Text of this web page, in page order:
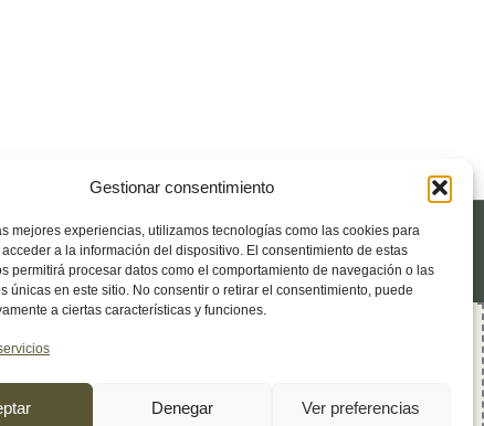
Gestionar consentimiento
mejores experiencias, utilizamos tecnologías como las cookies para
a la información del dispositivo. El consentimiento de estas
permitirá procesar datos como el comportamiento de navegación o las
únicas en este sitio. No consentir o retirar el consentimiento, puede
a ciertas características y funciones.
Denegar Ver preferencias